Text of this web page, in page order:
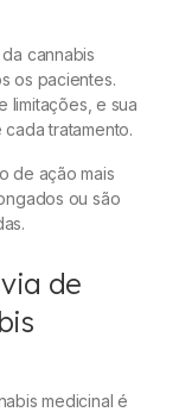
cannabis
os pacientes.
limitações, e sua
tratamento.
de ação mais
ou são
de
medicinal é